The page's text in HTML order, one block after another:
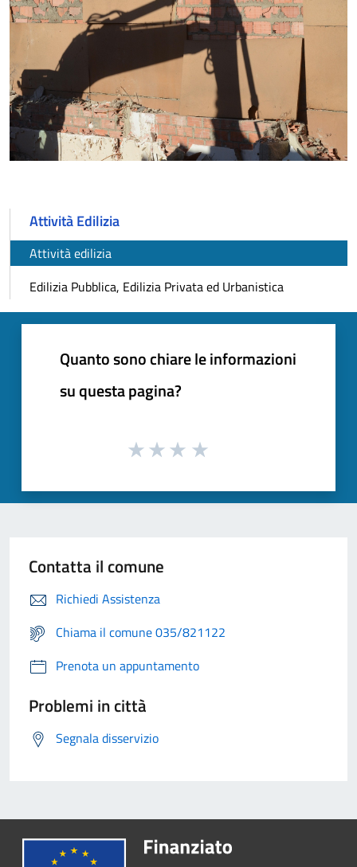
Attività Edilizia
Attività edilizia
Edilizia Pubblica, Edilizia Privata ed Urbanistica
Quanto sono chiare le informazioni
su questa pagina?
Contatta il comune
Richiedi Assistenza
Chiama il comune 035/821122
Prenota un appuntamento
Problemi in città
Segnala disservizio